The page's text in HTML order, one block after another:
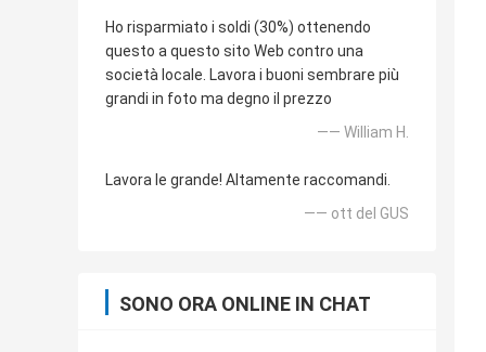
Ho risparmiato i soldi (30%) ottenendo
questo a questo sito Web contro una
società locale. Lavora i buoni sembrare più
grandi in foto ma degno il prezzo
—— William H.
Lavora le grande! Altamente raccomandi.
—— ott del GUS
SONO ORA ONLINE IN CHAT